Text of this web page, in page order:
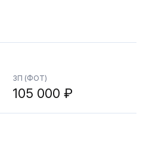
ЗП (ФОТ)
105 000 ₽